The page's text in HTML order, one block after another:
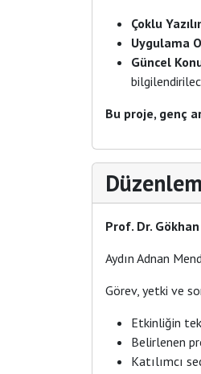
Çoklu
Uygulama
Güncel
Bu proje, genç
Prof. Dr.
Aydın Adnan
Görev, yetki ve
Etkinliğin
Belirlenen
Katılımcı